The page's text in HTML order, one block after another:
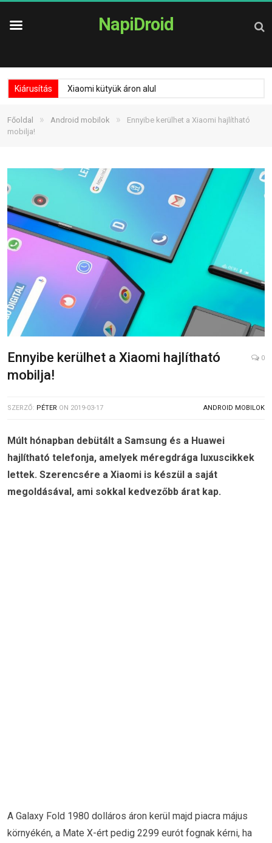
NapiDroid
Kiárusítás Xiaomi kütyük áron alul
Főoldal » Android mobilok »
Ennyibe kerülhet a Xiaomi hajlítható
mobilja!
Ennyibe kerülhet a Xiaomi hajlítható
mobilja!
0
SZERZŐ: PÉTER ON 2019-03-17 ANDROID MOBILOK
Múlt hónapban debütált a Samsung és a Huawei
hajlítható telefonja, amelyek méregdrága luxuscikkek
lettek. Szerencsére a Xiaomi is készül a saját
megoldásával, ami sokkal kedvezőbb árat kap.
A Galaxy Fold 1980 dolláros áron kerül majd piacra május
környékén, a Mate X-ért pedig 2299 eurót fognak kérni, ha